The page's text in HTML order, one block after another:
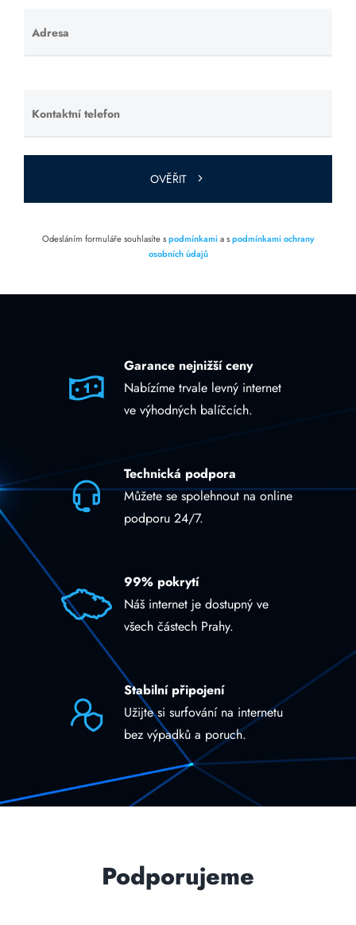
Adresa
Ponechte
toto pole
Kontaktní telefon
Ponechte
toto pole
prázdné.
OVĚŘIT
Odesláním formuláře souhlasíte spodmínkamia spodmínkami ochrany
osobních údajů
Garance nejnižší ceny
Nabízíme trvale levný internet
ve výhodných balíčcích.
Technická podpora
Můžete se spolehnout na online
podporu 24/7.
99% pokrytí
Náš internet je dostupný ve
všech částech Prahy.
Stabilní připojení
Užijte si surfování na internetu
bez výpadků a poruch.
Podporujeme